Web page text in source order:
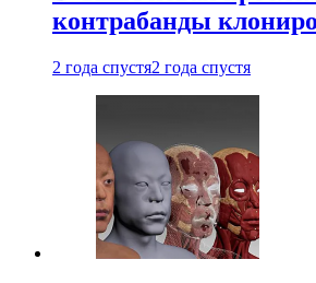
контрабанды
2 года спустя2 года спустя